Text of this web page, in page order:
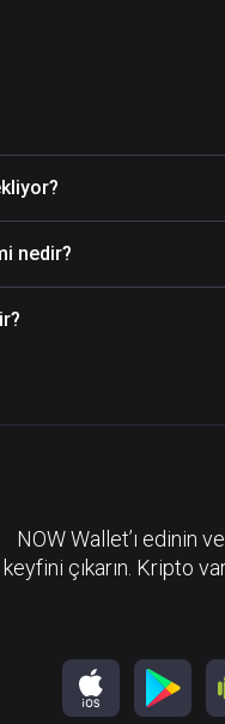
nedir?
NOW Wallet’ı edinin
keyfini çıkarın. Kripto